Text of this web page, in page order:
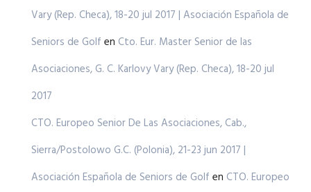
Vary (Rep. Checa), 18-20 jul 2017 | Asociación Española de
Seniors de Golf en Cto. Eur. Master Senior de las
Asociaciones, G. C. Karlovy Vary (Rep. Checa), 18-20 jul
2017
CTO. Europeo Senior De Las Asociaciones, Cab.,
Sierra/Postolowo G.C. (Polonia), 21-23 jun 2017 |
Asociación Española de Seniors de Golf en CTO. Europeo